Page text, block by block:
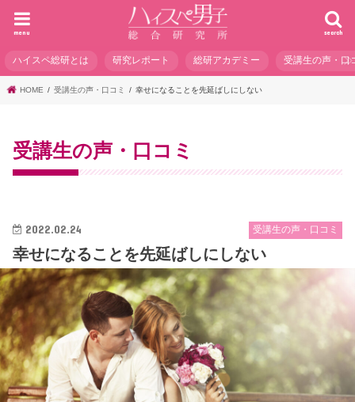
search
menu
ハイスペ総研とは 研究レポート 総研アカデミー 受講生の声・口
HOME 受講生の声・口コミ 幸せになることを先延ばしにしない
受講生の声・口コミ
受講生の声・口コミ
2022.02.24
幸せになることを先延ばしにしない